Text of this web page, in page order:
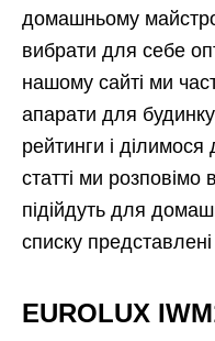
домашньому
вибрати для себе
нашому сайті ми
апарати для
рейтинги і ділимося
статті ми розповімо
підійдуть для
списку
EUROLUX